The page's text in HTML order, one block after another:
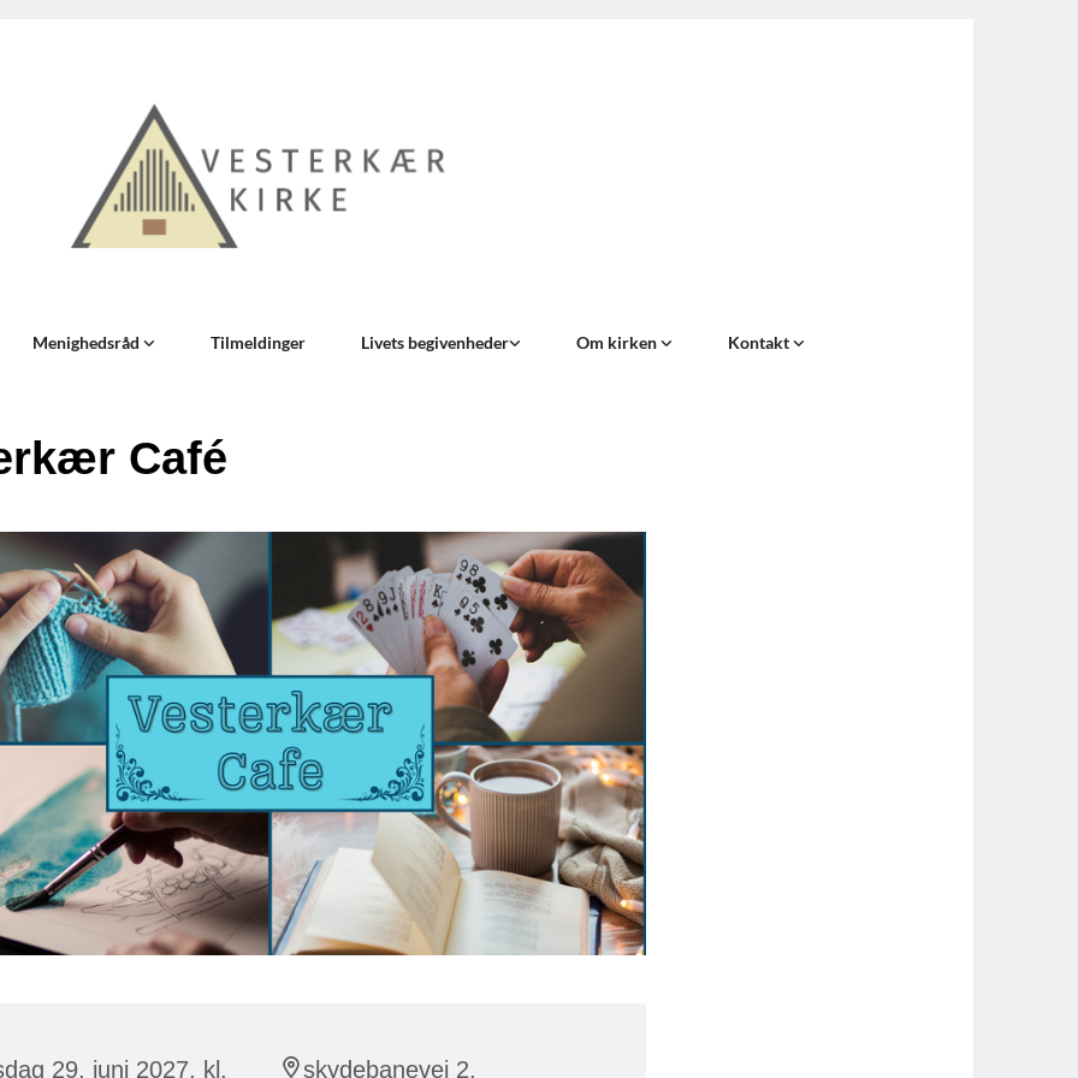
Menighedsråd Tilmeldinger Livets begivenheder Om kirken Kontakt
Café
29. juni 2027, kl. skydebanevej 2,